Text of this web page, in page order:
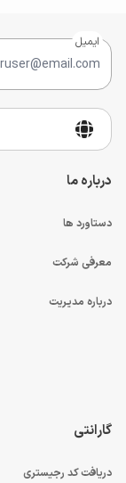
درباره ما
دستاورد ها
معرفی شرکت
درباره مدیریت
گارانتی
دریافت کد رجیستری
ایمیل